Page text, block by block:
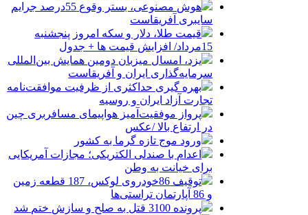
هوش مصنوعی، بستر وقوع 55درصد جرایم
سایبری آفریقاست
قیمت طلا، دلار و سکه امروز پنجشنبه
15مرداد/ افزایش قیمت ها + جدول
یزد، امسال میزبان دومین همایش بین‌المللی
سرمایه‌گذاری ایران و آفریقاست
بهره گیری حداکثری از ظرفیت موافقت‌نامه
تجارت آزاد ایران و روسیه
پرواز موفقیت‌آمیز هواپیمای مسافربری چین
در ارتفاع بالا /عکس
ورود موج تازه گرما به کشور
اعدام با صندلی الکتریکی؛ مجازات آمریکایی
برای خیانت به وطن
توقیف 86خودروی لوکس، 187 قطعه زمین
و 86 آپارتمان تراستی‌ها
پرونده 3100 قتل به صلح و سازش ختم شد